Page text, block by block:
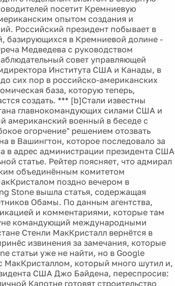
посетит Кремниевую
опытом создания и
Российский президент побывает в
базирующихся в Кремниевой долине -
Медведева с руководством
совет управляющей
Института США и Канады, в
сих пор в российско-американских
база, которую теперь,
создать. *** [b]Стали известны
главнокомандующих силами США и
военный в беседе с
огорчение" решением отозвать
в Вашингтон, которое последовало за
в адрес администрации президента США
статье. Рейтер поясняет, что адмирал
объединённым комитетом
поздно вечером в
Stone вышла статья, содержащая
Обамы. По данным агентства,
и комментариями, которые там
командующий международными
Стенли МакКристалл вернётся в
извинения за замечания, которые
статьи уже не найти, но в Google
МакКристаллом, который много шутил и,
США Джо Байдена, переспросив:
Капотне готовят строительство